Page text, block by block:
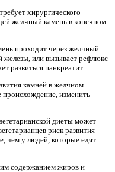
хирургического
желчный камень в конечном
проходит через желчный
железы, или вызывает рефлюкс
развиться панкреатит.
камней в желчном
происхождение, изменить
диеты может
риск развития
чем у людей, которые едят
содержанием жиров и